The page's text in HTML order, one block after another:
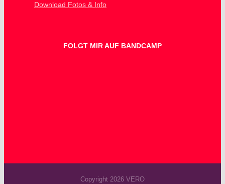
Download Fotos & Info
FOLGT MIR AUF BANDCAMP
Copyright 2026 VERO